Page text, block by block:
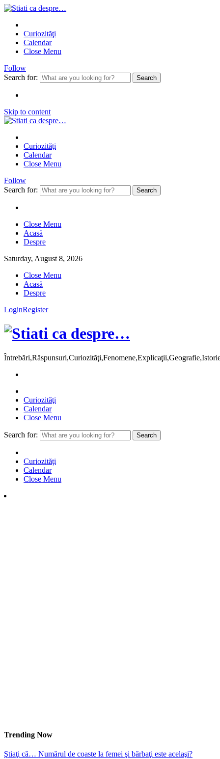
Curiozităţi
Calendar
Close Menu
Follow
Search for:
Skip to content
Curiozităţi
Calendar
Close Menu
Follow
Search for:
Close Menu
Acasă
Despre
Saturday, August 8, 2026
Close Menu
Acasă
Despre
LoginRegister
Curiozităţi
Calendar
Close Menu
Search for:
Curiozităţi
Calendar
Close Menu
Trending Now
Ştiaţi că… Numărul de coaste la femei şi bărbaţi este acelaşi?